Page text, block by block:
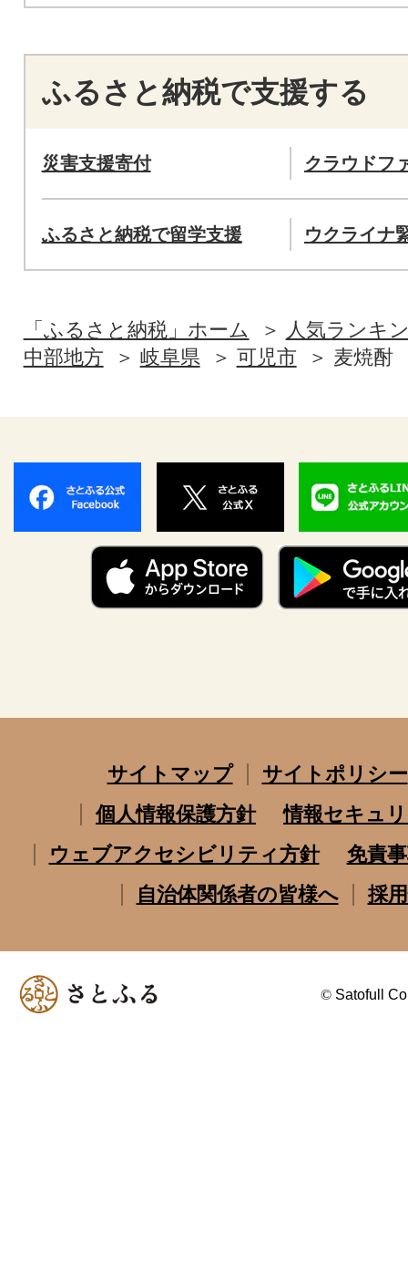
ふるさと納税で支援する
災害支援寄付 クラウドフ
ふるさと納税で留学支援 ウクライナ
「ふるさと納税」ホーム
人気ランキ
中部地方
岐阜県 可児市 麦焼酎
サイトマップ
サイトポリシー
個人情報保護方針
情報セキュ
ウェブアクセシビリティ方針
免責
自治体関係者の皆様へ
採
© Satofull